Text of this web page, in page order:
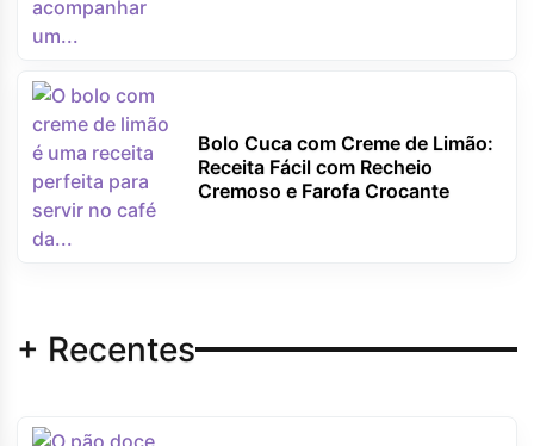
Bolo Cuca com Creme de Limão:
Receita Fácil com Recheio
Cremoso e Farofa Crocante
+ Recentes